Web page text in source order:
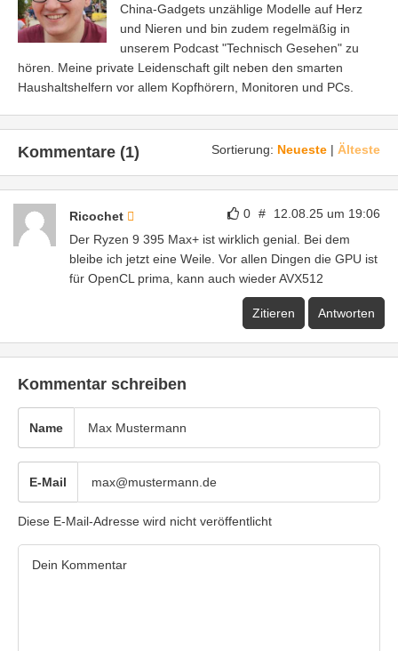
China-Gadgets unzählige Modelle auf Herz
und Nieren und bin zudem regelmäßig in
unserem Podcast "Technisch Gesehen" zu
hören. Meine private Leidenschaft gilt neben den smarten
Haushaltshelfern vor allem Kopfhörern, Monitoren und PCs.
Sortierung: Neueste | Älteste
Kommentare (1)
0 # 12.08.25 um 19:06
Ricochet
Der Ryzen 9 395 Max+ ist wirklich genial. Bei dem
bleibe ich jetzt eine Weile. Vor allen Dingen die GPU ist
für OpenCL prima, kann auch wieder AVX512
Zitieren Antworten
Kommentar schreiben
Name
E-Mail
Diese E-Mail-Adresse wird nicht veröffentlicht